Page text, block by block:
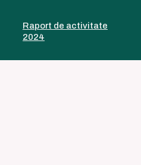
Raport de activitate
2024